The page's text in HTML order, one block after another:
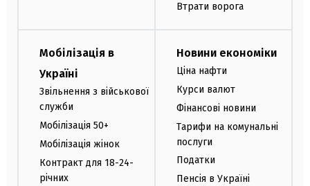
Втрати ворога
Мобілізація в
Україні
Звільнення з військової
служби
Мобілізація 50+
Мобілізація жінок
Контракт для 18-24-
річних
Новини економіки
Ціна нафти
Курси валют
Фінансові новини
Тарифи на комунальні
послуги
Податки
Пенсія в Україні